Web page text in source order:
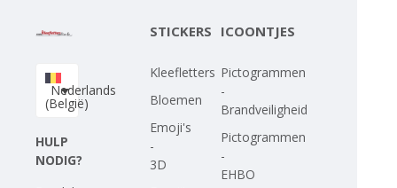
Nederlands
(België)
HULP
NODIG?
STICKERS
Kleefletters
Bloemen
Emoji's
-
3D
ICOONTJES
Pictogrammen
-
Brandveiligheid
Pictogrammen
-
EHBO